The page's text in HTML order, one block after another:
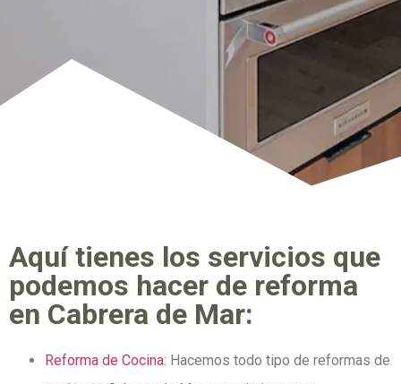
Aquí tienes los servicios que
podemos hacer de reforma
en Cabrera de Mar:
Reforma de Cocina: Hacemos todo tipo de reformas de